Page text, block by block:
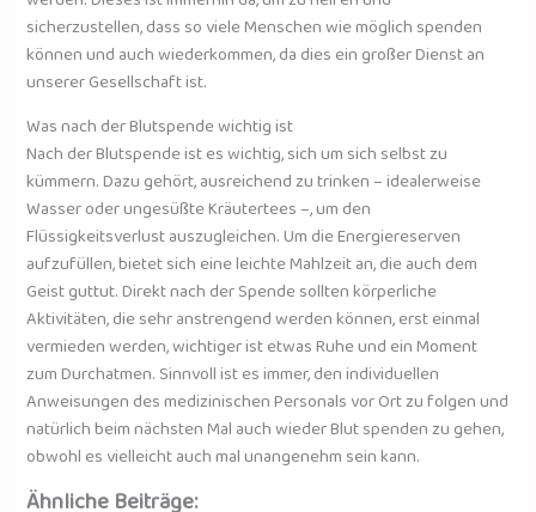
sicherzustellen, dass so viele Menschen wie möglich spenden
können und auch wiederkommen, da dies ein großer Dienst an
unserer Gesellschaft ist.
Was nach der Blutspende wichtig ist
Nach der Blutspende ist es wichtig, sich um sich selbst zu
kümmern. Dazu gehört, ausreichend zu trinken – idealerweise
Wasser oder ungesüßte Kräutertees –, um den
Flüssigkeitsverlust auszugleichen. Um die Energiereserven
aufzufüllen, bietet sich eine leichte Mahlzeit an, die auch dem
Geist guttut. Direkt nach der Spende sollten körperliche
Aktivitäten, die sehr anstrengend werden können, erst einmal
vermieden werden, wichtiger ist etwas Ruhe und ein Moment
zum Durchatmen. Sinnvoll ist es immer, den individuellen
Anweisungen des medizinischen Personals vor Ort zu folgen und
natürlich beim nächsten Mal auch wieder Blut spenden zu gehen,
obwohl es vielleicht auch mal unangenehm sein kann.
Ähnliche Beiträge: